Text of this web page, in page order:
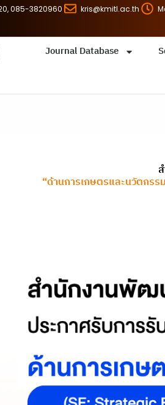
085-3820960 kris@kmitl.ac.th
Journal Database
“ด้านการเกษตรและนวัตกรร